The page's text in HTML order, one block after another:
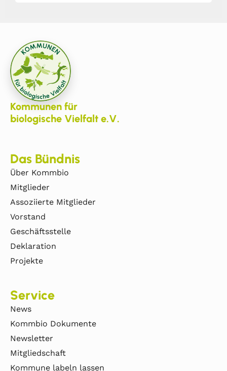
Kommunen für
biologische Vielfalt e.V.
Das Bündnis
Über Kommbio
Mitglieder
Assoziierte Mitglieder
Vorstand
Geschäftsstelle
Deklaration
Projekte
Service
News
Kommbio Dokumente
Newsletter
Mitgliedschaft
Kommune labeln lassen